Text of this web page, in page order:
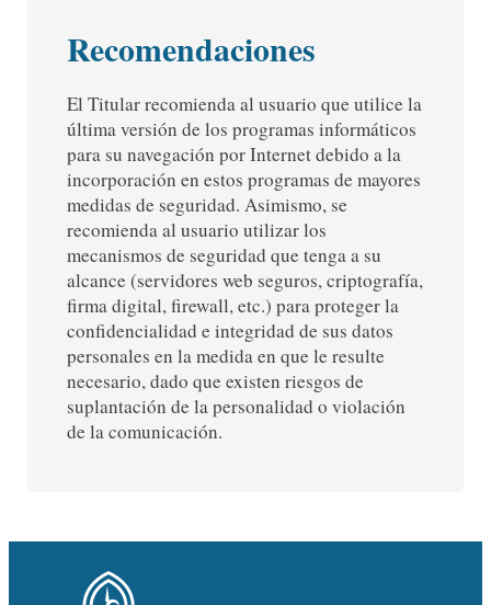
Recomendaciones
El Titular recomienda al usuario que utilice la
última versión de los programas informáticos
para su navegación por Internet debido a la
incorporación en estos programas de mayores
medidas de seguridad. Asimismo, se
recomienda al usuario utilizar los
mecanismos de seguridad que tenga a su
alcance (servidores web seguros, criptografía,
firma digital, firewall, etc.) para proteger la
confidencialidad e integridad de sus datos
personales en la medida en que le resulte
necesario, dado que existen riesgos de
suplantación de la personalidad o violación
de la comunicación.